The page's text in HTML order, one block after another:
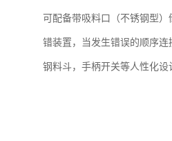
可配备带吸料口（不锈钢型
错装置，当发生错误的顺序
钢料斗，手柄开关等人性化设